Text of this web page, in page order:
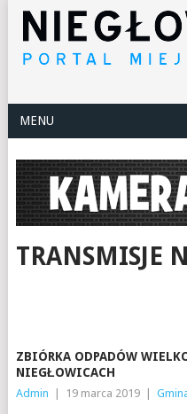
MENU
TRANSMISJE
ZBIÓRKA ODPADÓW
NIEGŁOWICACH
Admin 19 marca 2019